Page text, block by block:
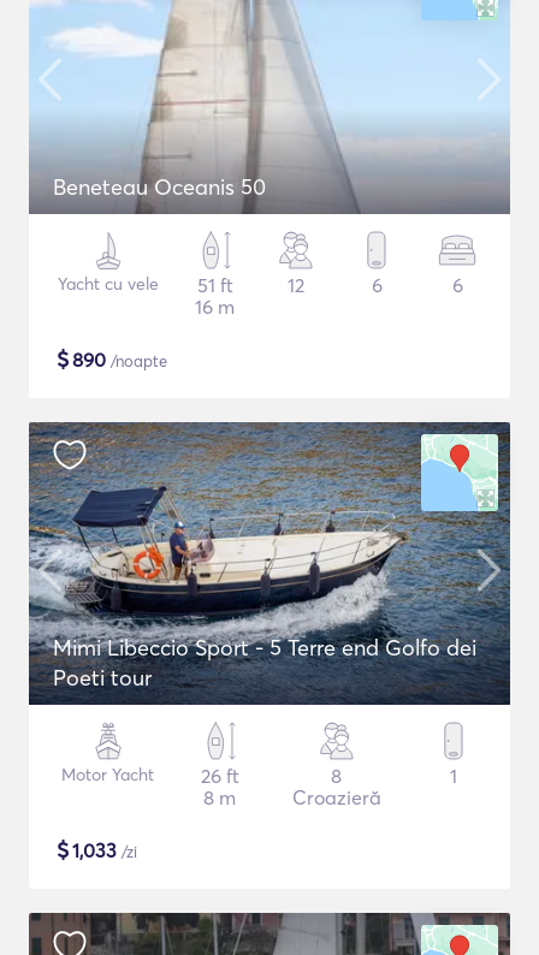
Beneteau Oceanis 50
Yacht cu vele
51 ft
16 m
12 6 6
$890 /noapte
Mimi Libeccio Sport - 5 Terre end Golfo dei
Poeti tour
Motor Yacht
26 ft
8 m
8
Croazieră
1
$1,033 /zi